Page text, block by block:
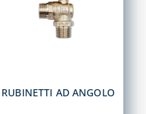
RUBINETTI AD ANGOLO